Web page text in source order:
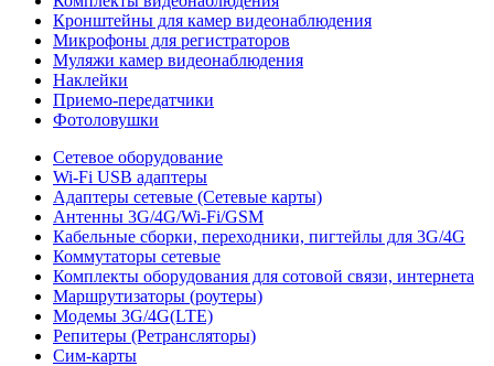
Кронштейны для камер видеонаблюдения
Микрофоны для регистраторов
Муляжи камер видеонаблюдения
Наклейки
Приемо-передатчики
Фотоловушки
Сетевое оборудование
Wi-Fi USB адаптеры
Адаптеры сетевые (Сетевые карты)
Антенны 3G/4G/Wi-Fi/GSM
Кабельные сборки, переходники, пигтейлы для 3G/4G
Коммутаторы сетевые
Комплекты оборудования для сотовой связи, интернета
Маршрутизаторы (роутеры)
Модемы 3G/4G(LTE)
Репитеры (Ретрансляторы)
Сим-карты